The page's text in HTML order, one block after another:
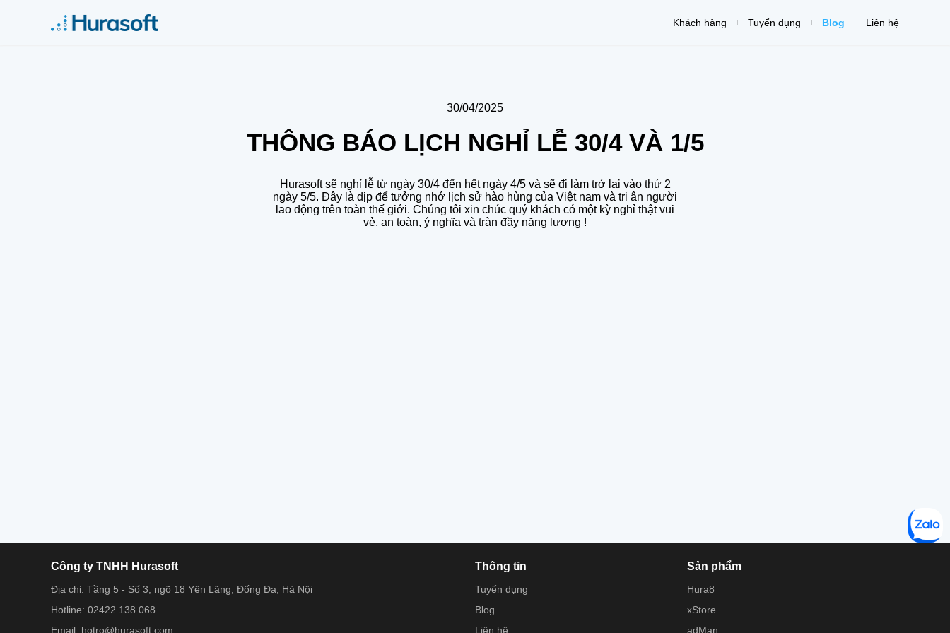
Khách hàng Tuyển dụng Blog Liên hệ
30/04/2025
THÔNG BÁO LỊCH NGHỈ LỄ 30/4 VÀ 1/5
Hurasoft sẽ nghỉ lễ từ ngày 30/4 đến hết ngày 4/5 và sẽ đi làm trở lại vào thứ 2
ngày 5/5. Đây là dịp để tưởng nhớ lịch sử hào hùng của Việt nam và tri ân người
lao động trên toàn thế giới. Chúng tôi xin chúc quý khách có một kỳ nghỉ thật vui
vẻ, an toàn, ý nghĩa và tràn đầy năng lượng !
Công ty TNHH Hurasoft
Địa chỉ: Tầng 5 - Số 3, ngõ 18 Yên Lãng, Đống Đa, Hà Nội
Hotline: 02422.138.068
Email: hotro@hurasoft.com
Thông tin
Tuyển dụng
Blog
Liên hệ
Sản phẩm
Hura8
xStore
adMan